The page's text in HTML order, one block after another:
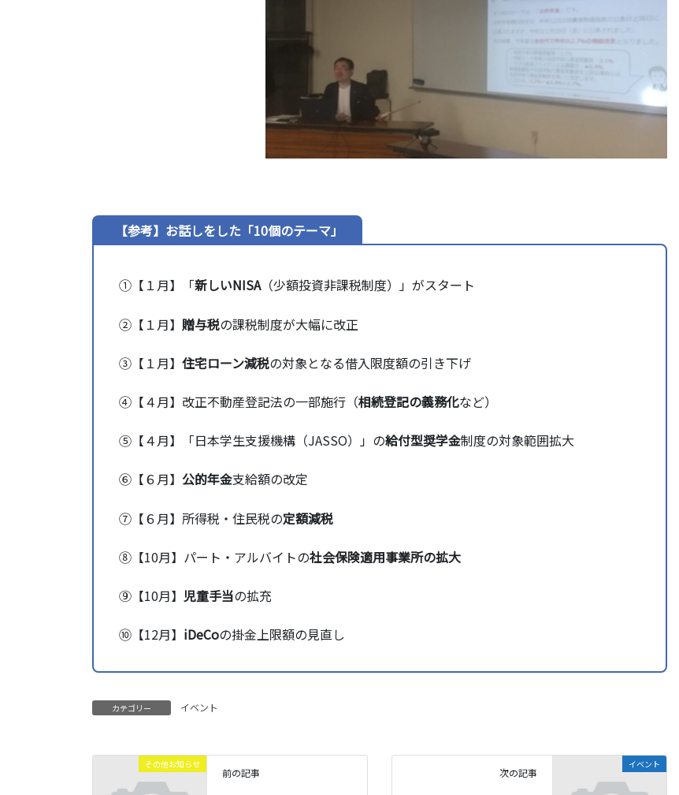
【参考】お話しをした「10個のテーマ」
①【１月】「新しいNISA（少額投資非課税制度）」がスタート
②【１月】 贈与税の課税制度が大幅に改正
③【１月】 住宅ローン減税の対象となる借入限度額の引き下げ
④【４月】改正不動産登記法の一部施行（相続登記の義務化など）
⑤【４月】「日本学生支援機構（JASSO）」の給付型奨学金制度の対象範囲拡大
⑥【６月】 公的年金支給額の改定
⑦【６月】所得税・住民税の定額減税
⑧【10月】パート・アルバイトの社会保険適用事業所の拡大
⑨【10月】 児童手当の拡充
⑩【12月】 iDeCoの掛金上限額の見直し
カテゴリー イベント
その他お知らせ
前の記事
イベント
次の記事